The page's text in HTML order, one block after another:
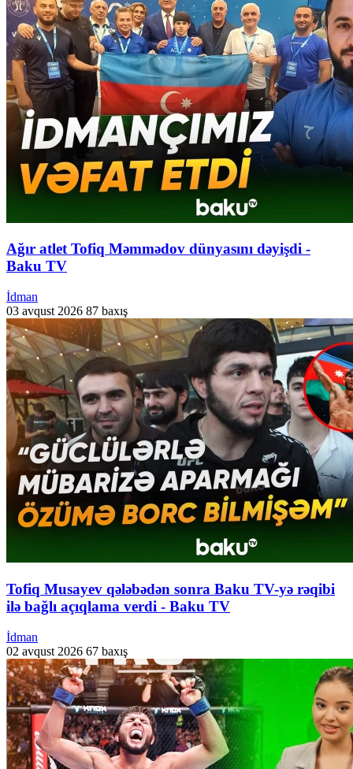
Ağır atlet Tofiq Məmmədov dünyasını dəyişdi -
Baku TV
İdman
03 avqust 2026 87 baxış
Tofiq Musayev qələbədən sonra Baku TV-yə rəqibi
ilə bağlı açıqlama verdi - Baku TV
İdman
02 avqust 2026 67 baxış